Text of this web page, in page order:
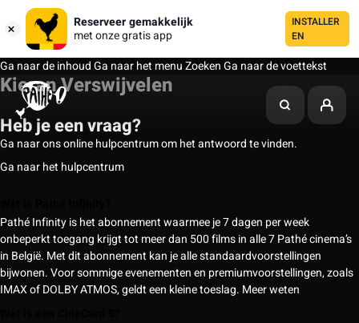
Reserveer gemakkelijk
met onze gratis app
INSTALLER
EN
Ga naar de inhoudGa naar het menuZoekenGa naar de voettekst
Kieran Verswijvelen
Heb je een vraag?
Ga naar ons online hulpcentrum om het antwoord te vinden.
Ga naar het hulpcentrum
Pathé Infinity is het abonnement waarmee je 7 dagen per week
onbeperkt toegang krijgt tot meer dan 500 films in alle 7 Pathé cinema’s
in België. Met dit abonnement kan je alle standaardvoorstellingen
bijwonen. Voor sommige evenementen en premiumvoorstellingen, zoals
IMAX of DOLBY ATMOS, geldt een kleine toeslag. Meer weten